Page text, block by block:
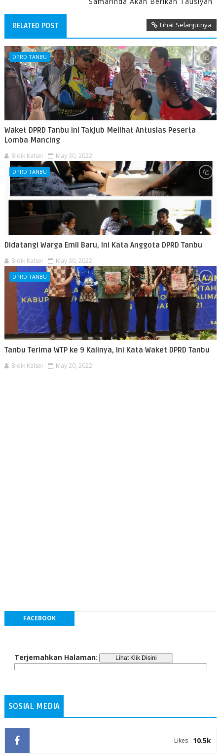
RELATED POST Lihat Selanjutnya
DPRD TANBU
Waket DPRD Tanbu ini Takjub Melihat Antusias Peserta
Lomba Mancing
Bidik Kalsel May 30, 2022
DPRD TANBU
Didatangi Warga Emil Baru, Ini Kata Anggota DPRD Tanbu
Bidik Kalsel May 30, 2022
DPRD TANBU
Tanbu Terima WTP ke 9 Kalinya, Ini Kata Waket DPRD Tanbu
Bidik Kalsel May 20, 2022
FACEBOOK
Terjemahkan Halaman:
SOSIAL MEDIA
10.5k
Likes